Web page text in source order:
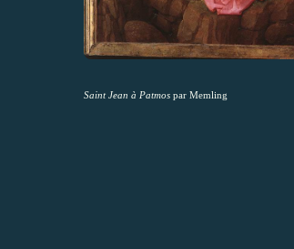
Saint Jean à Patmos par Memling